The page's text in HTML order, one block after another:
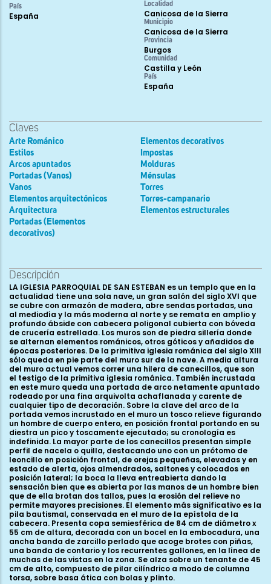
País
España
Localidad
Canicosa de la Sierra
Municipio
Canicosa de la Sierra
Provincia
Burgos
Comunidad
Castilla y León
País
España
Claves
Arte Románico
Estilos
Arcos apuntados
Portadas (Vanos)
Vanos
Elementos arquitectónicos
Arquitectura
Portadas (Elementos
decorativos)
Elementos decorativos
Impostas
Molduras
Ménsulas
Torres
Torres-campanario
Elementos estructurales
Descripción
LA IGLESIA PARROQUIAL DE SAN ESTEBAN es un templo que en la
actualidad tiene una sola nave, un gran salón del siglo XVI que
se cubre con armazón de madera, abre sendas portadas, una
al mediodía y la más moderna al norte y se remata en amplio y
profundo ábside con cabecera poligonal cubierta con bóveda
de crucería estrellada. Los muros son de piedra sillería donde
se alternan elementos románicos, otros góticos y añadidos de
épocas posteriores. De la primitiva iglesia románica del siglo XIII
sólo queda en pie parte del muro sur de la nave. A media altura
del muro actual vemos correr una hilera de canecillos, que son
el testigo de la primitiva iglesia románica. También incrustada
en este muro queda una portada de arco netamente apuntado
rodeado por una fina arquivolta achaflanada y carente de
cualquier tipo de decoración. Sobre la clave del arco de la
portada vemos incrustado en el muro un tosco relieve figurando
un hombre de cuerpo entero, en posición frontal portando en su
diestra un pico y toscamente ejecutado; su cronología es
indefinida. La mayor parte de los canecillos presentan simple
perfil de nacela o quilla, destacando uno con un prótomo de
leoncillo en posición frontal, de orejas pequeñas, elevadas y en
estado de alerta, ojos almendrados, saltones y colocados en
posición lateral; la boca la lleva entreabierta dando la
sensación bien que es abierta por las manos de un hombre bien
que de ella brotan dos tallos, pues la erosión del relieve no
permite mayores precisiones. El elemento más significativo es la
pila bautismal, conservada en el muro de la epístola de la
cabecera. Presenta copa semiesférica de 84 cm de diámetro x
55 cm de altura, decorada con un bocel en la embocadura, una
ancha banda de zarcillo perlado que acoge brotes con piñas,
una banda de contario y los recurrentes gallones, en la línea de
muchas de las vistas en la zona. Se alza sobre un tenante de 45
cm de alto, compuesto de pilar cilíndrico a modo de columna
torsa, sobre basa ática con bolas y plinto.